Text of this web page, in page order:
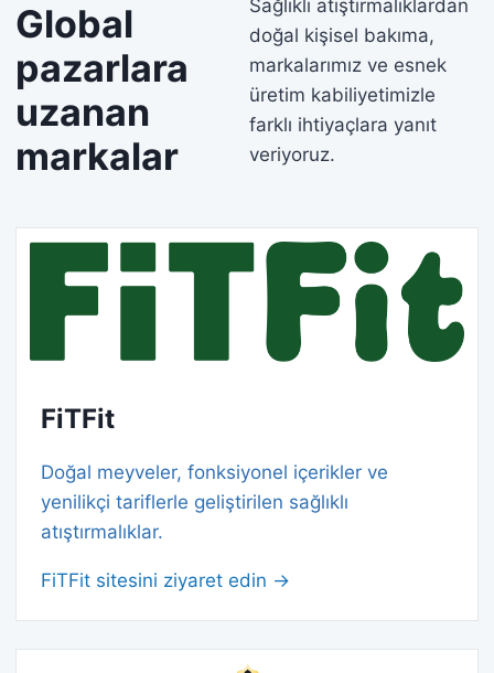
Global
pazarlara
uzanan
markalar
Sağlıklı atıştırmalıklardan
doğal kişisel bakıma,
markalarımız ve esnek
üretim kabiliyetimizle
farklı ihtiyaçlara yanıt
veriyoruz.
FiTFit
Doğal meyveler, fonksiyonel içerikler ve
yenilikçi tariflerle geliştirilen sağlıklı
atıştırmalıklar.
FiTFit sitesini ziyaret edin →